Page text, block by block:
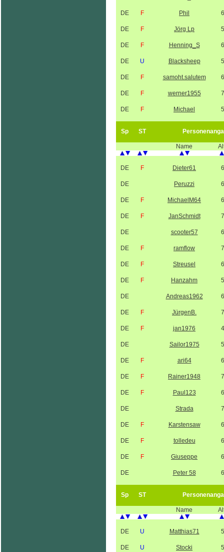
DE F Phil
DE F Jörg Lp
DE F Henning_S
DE U Blacksheep
DE F samoht.salutem
DE F werner1955
DE F Michael
Sp ST
Name
DE F Dieter61
DE Peruzzi
DE F MichaelM64
DE F JanSchmidt
DE scooter57
DE F ramflow
DE F Streusel
DE F Hanzahm
DE Andreas1962
DE F JürgenB.
DE F jan1976
DE Sailor1975
DE F ari64
DE F Rainer1948
DE F Paul123
DE Strada
DE F Karstensaw
DE F tolledeu
DE F Giuseppe
DE Peter 58
Sp ST
Name
DE U Matthias71
DE U Stocki